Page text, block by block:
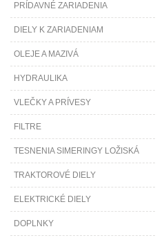
PRÍDAVNÉ ZARIADENIA
DIELY K ZARIADENIAM
OLEJE A MAZIVÁ
HYDRAULIKA
VLEČKY A PRÍVESY
FILTRE
TESNENIA SIMERINGY LOŽISKÁ
TRAKTOROVÉ DIELY
ELEKTRICKÉ DIELY
DOPLNKY